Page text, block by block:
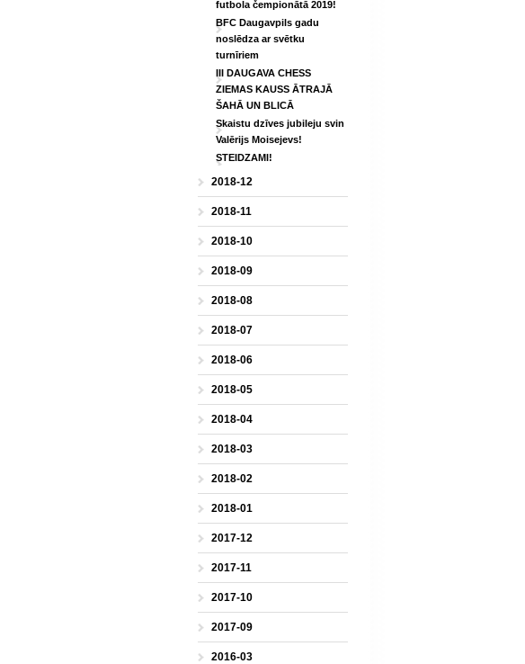
futbola čempionātā 2019!
BFC Daugavpils gadu
noslēdza ar svētku
turnīriem
III DAUGAVA CHESS
ZIEMAS KAUSS ĀTRAJĀ
ŠAHĀ UN BLICĀ
Skaistu dzīves jubileju svin
Valērijs Moisejevs!
STEIDZAMI!
2018-12
2018-11
2018-10
2018-09
2018-08
2018-07
2018-06
2018-05
2018-04
2018-03
2018-02
2018-01
2017-12
2017-11
2017-10
2017-09
2016-03